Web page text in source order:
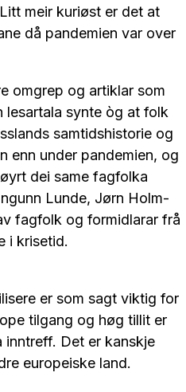
meir kuriøst er det at
då pandemien var over
omgrep og artiklar som
lesartala synte òg at folk
samtidshistorie og
enn under pandemien, og
dei same fagfolka
Lunde, Jørn Holm-
fagfolk og formidlarar frå
i krisetid.
er som sagt viktig for
tilgang og høg tillit er
inntreff. Det er kanskje
europeiske land.